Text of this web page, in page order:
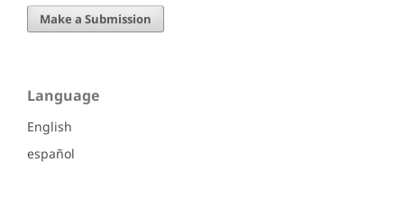
Make a Submission
Language
English
español